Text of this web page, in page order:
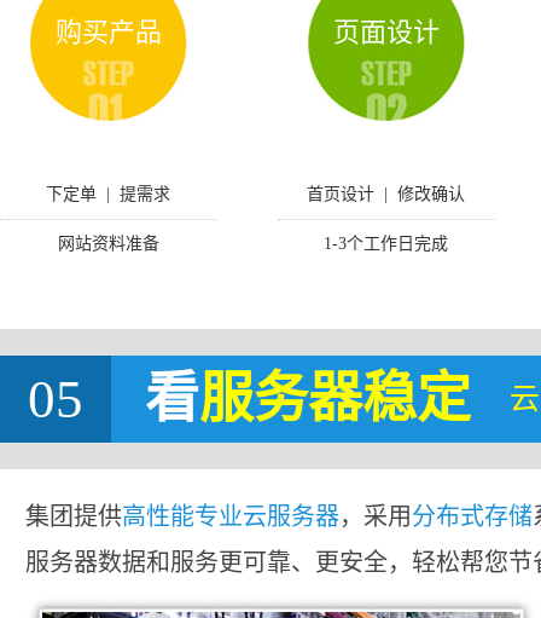
购买产品
下定单 | 提需求
网站资料准备
页面设计
首页设计 | 修改确认
1-3个工作日完成
05 看服务器稳定
集团提供高性能专业云服务器，采用分布式存储
服务器数据和服务更可靠、更安全，轻松帮您节